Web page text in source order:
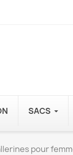
SACS
pour